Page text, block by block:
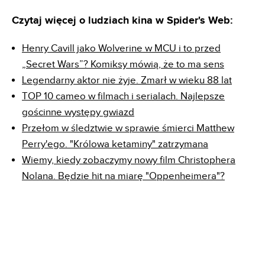
Czytaj więcej o ludziach kina w Spider's Web:
Henry Cavill jako Wolverine w MCU i to przed
„Secret Wars”? Komiksy mówią, że to ma sens
Legendarny aktor nie żyje. Zmarł w wieku 88 lat
TOP 10 cameo w filmach i serialach. Najlepsze
gościnne występy gwiazd
Przełom w śledztwie w sprawie śmierci Matthew
Perry'ego. "Królowa ketaminy" zatrzymana
Wiemy, kiedy zobaczymy nowy film Christophera
Nolana. Będzie hit na miarę "Oppenheimera"?